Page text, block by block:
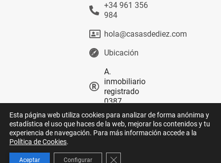
+34 961 356
984
hola@casasdediez.com
Ubicación
A.
inmobiliario
registrado
0387
© 2026Aviso legalPrivacidad
CookiesC. DeontológicoCanal ético
Esta página web utiliza cookies para analizar de forma anónima y
estadística el uso que haces de la web, mejorar los contenidos y tu
experiencia de navegación. Para más información accede a la
Política de Cookies.
Aceptar Configurar Cerrar el banner de cookies RGPD